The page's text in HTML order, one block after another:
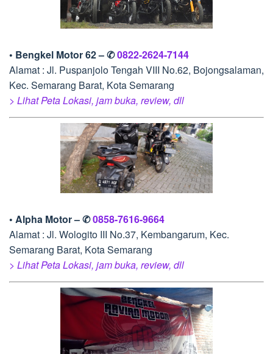
• Bengkel Motor 62 – ✆0822-2624-7144
Alamat : Jl. Puspanjolo Tengah VIII No.62, Bojongsalaman,
Kec. Semarang Barat, Kota Semarang
> Lihat Peta Lokasi, jam buka, review, dll
• Alpha Motor – ✆0858-7616-9664
Alamat : Jl. Wologito III No.37, Kembangarum, Kec.
Semarang Barat, Kota Semarang
> Lihat Peta Lokasi, jam buka, review, dll